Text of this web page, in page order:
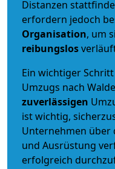
Distanzen
erfordern jedoch
Organisation, um
reibungslos
Ein wichtiger
Umzugs nach
zuverlässigen
ist wichtig,
Unternehmen über
und Ausrüstung
erfolgreich